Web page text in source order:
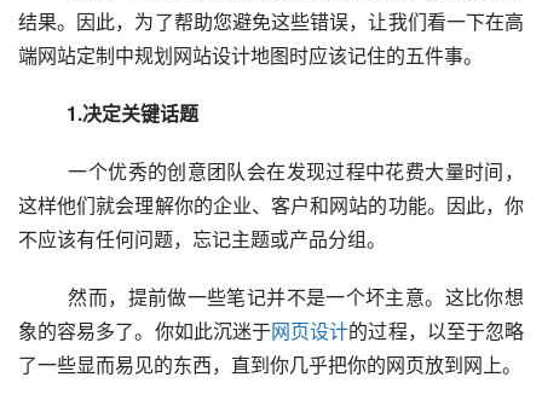
结果。因此，为了帮助您避免这些错误，让我们看一下在高
端网站定制中规划网站设计地图时应该记住的五件事。
1.决定关键话题
这样他们就会理解你的企业、客户和网站的功能。因此，你
不应该有任何问题，忘记主题或产品分组。
象的容易多了。你如此沉迷于网页设计的过程，以至于忽略
了一些显而易见的东西，直到你几乎把你的网页放到网上。